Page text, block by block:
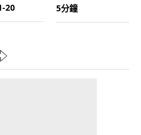
20
5分鐘